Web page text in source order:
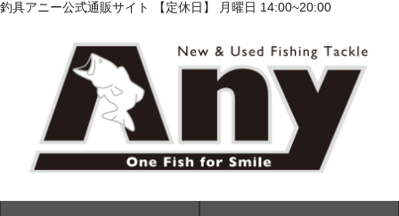
釣具アニー公式通販サイト 【定休日】 月曜日 14:00~20:00